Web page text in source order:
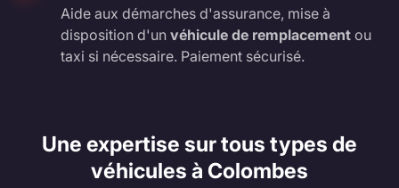
Aide aux démarches d'assurance, mise à
disposition d'un véhicule de remplacement ou
taxi si nécessaire. Paiement sécurisé.
Une expertise sur tous types de
véhicules à Colombes